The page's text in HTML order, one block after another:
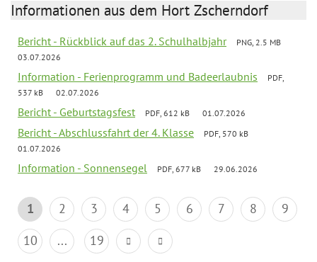
Informationen aus dem Hort Zscherndorf
Bericht - Rückblick auf das 2. Schulhalbjahr
PNG, 2.5 MB
03.07.2026
Information - Ferienprogramm und Badeerlaubnis
PDF,
537 kB
02.07.2026
Bericht - Geburtstagsfest PDF, 612 kB 01.07.2026
Bericht - Abschlussfahrt der 4. Klasse
PDF, 570 kB
01.07.2026
Information - Sonnensegel PDF, 677 kB 29.06.2026
1 2 3 4 5 6 7 8
9
10
... 19